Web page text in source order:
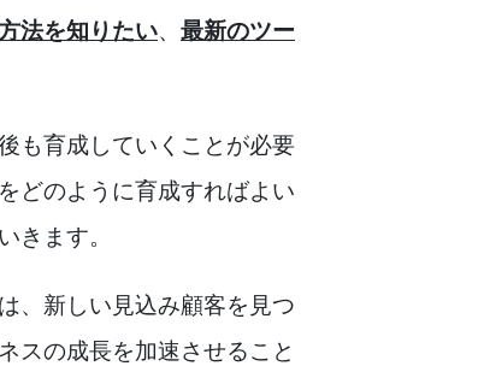
法を知りたい、 最新のツー
も育成していくことが必要
どのように育成すればよい
きます。
、新しい見込み顧客を見つ
スの成長を加速させること